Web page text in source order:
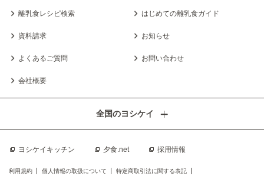
離乳食レシピ検索 はじめての離乳食ガイド
資料請求 お知らせ
よくあるご質問 お問い合わせ
会社概要
ヨシケイキッチン 夕食.net 採用情報
全国のヨシケイ
利用規約 個人情報の取扱について 特定商取引法に関する表記